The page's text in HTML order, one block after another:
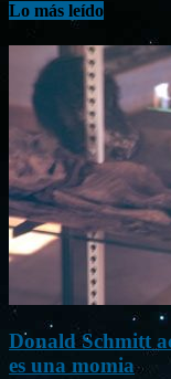
Lo más leído
Donald Schmitt
es una momia